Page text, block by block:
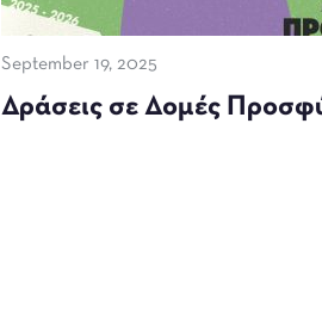
September 19, 2025
Δράσεις σε Δομές